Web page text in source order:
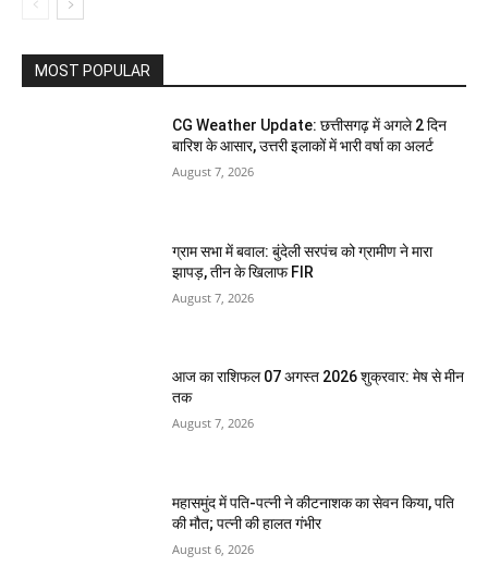
MOST POPULAR
CG Weather Update: छत्तीसगढ़ में अगले 2 दिन
बारिश के आसार, उत्तरी इलाकों में भारी वर्षा का अलर्ट
August 7, 2026
ग्राम सभा में बवाल: बुंदेली सरपंच को ग्रामीण ने मारा
झापड़, तीन के खिलाफ FIR
August 7, 2026
आज का राशिफल 07 अगस्त 2026 शुक्रवार: मेष से मीन
तक
August 7, 2026
महासमुंद में पति-पत्नी ने कीटनाशक का सेवन किया, पति
की मौत; पत्नी की हालत गंभीर
August 6, 2026